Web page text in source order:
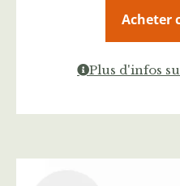
Acheter
Plus d'infos